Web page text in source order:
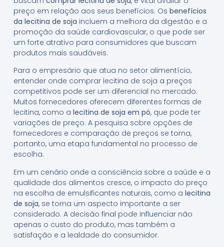
preço em relação aos seus benefícios. Os benefícios
da lecitina de soja incluem a melhora da digestão e a
promoção da saúde cardiovascular, o que pode ser
um forte atrativo para consumidores que buscam
produtos mais saudáveis.
Para o empresário que atua no setor alimentício,
entender onde comprar lecitina de soja a preços
competitivos pode ser um diferencial no mercado.
Muitos fornecedores oferecem diferentes formas de
lecitina, como a lecitina de soja em pó, que pode ter
variações de preço. A pesquisa sobre opções de
fornecedores e comparação de preços se torna,
portanto, uma etapa fundamental no processo de
escolha.
Em um cenário onde a consciência sobre a saúde e a
qualidade dos alimentos cresce, o impacto do preço
na escolha de emulsificantes naturais, como a lecitina
de soja, se torna um aspecto importante a ser
considerado. A decisão final pode influenciar não
apenas o custo do produto, mas também a
satisfação e a lealdade do consumidor.